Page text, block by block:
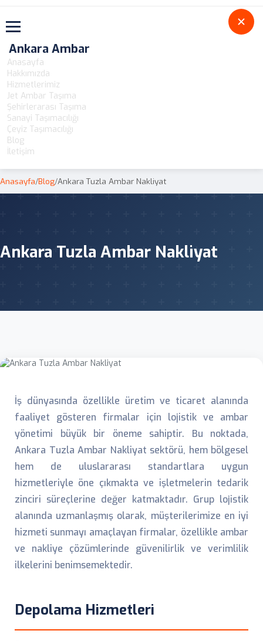
Toggle navigation
Ankara Ambar
Anasayfa
Hakkımızda
Hizmetlerimiz
Jet Ambar Taşıma
Şehirlerarası Taşıma
Sanayi Taşımacılığı
Çeyiz Taşımacılığı
Blog
İletişim
Anasayfa/Blog/Ankara Tuzla Ambar Nakliyat
Ankara Tuzla Ambar Nakliyat
İş dünyasında özellikle üretim ve ticaret alanında
faaliyet gösteren firmalar için lojistik ve ambar
yönetimi büyük bir öneme sahiptir. Bu noktada,
Ankara Tuzla Ambar Nakliyat sektörü, hem bölgesel
hem de uluslararası standartlara uygun
hizmetleriyle öne çıkmakta ve işletmelerin tedarik
zinciri süreçlerine değer katmaktadır. Grup lojistik
alanında uzmanlaşmış olarak, müşterilerimize en iyi
hizmeti sunmayı amaçlayan firmalar, özellikle ambar
ve nakliye çözümlerinde güvenilirlik ve verimlilik
ilkelerini benimsemektedir.
Depolama Hizmetleri